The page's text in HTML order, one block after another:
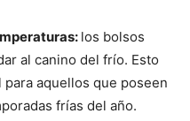
los bolsos
al canino del frío. Esto
aquellos que poseen
frías del año.